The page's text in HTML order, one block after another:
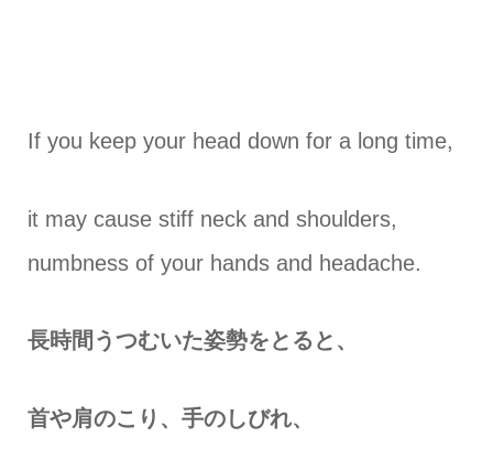
If you keep your head down for a long time,
it may cause stiff neck and shoulders,
numbness of your hands and headache.
長時間うつむいた姿勢をとると、
首や肩のこり、手のしびれ、